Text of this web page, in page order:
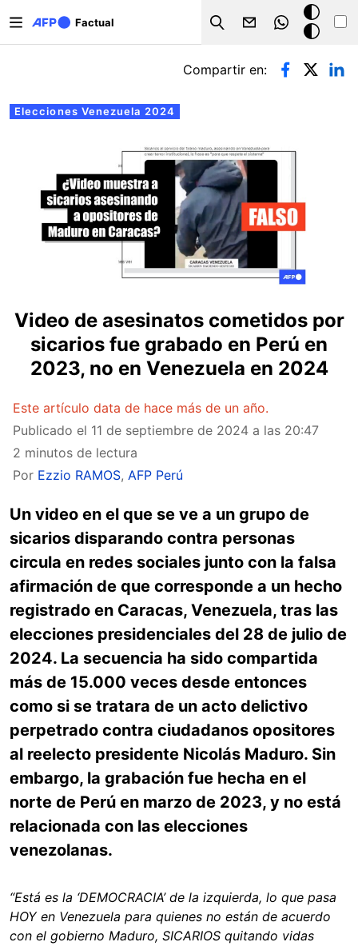
Factual
Search
Modo
oscuro
Solapas principales
Elecciones Venezuela 2024
Compartir en:
Video de asesinatos cometidos por
sicarios fue grabado en Perú en
2023, no en Venezuela en 2024
Este artículo data de hace más de un año.
Publicado el 11 de septiembre de 2024 a las 20:47
2 minutos de lectura
Por Ezzio RAMOS, AFP Perú
Un video en el que se ve a un grupo de
sicarios disparando contra personas
circula en redes sociales junto con la falsa
afirmación de que corresponde a un hecho
registrado en Caracas, Venezuela, tras las
elecciones presidenciales del 28 de julio de
2024. La secuencia ha sido compartida
más de 15.000 veces desde entonces
como si se tratara de un acto delictivo
perpetrado contra ciudadanos opositores
al reelecto presidente Nicolás Maduro. Sin
embargo, la grabación fue hecha en el
norte de Perú en marzo de 2023, y no está
relacionada con las elecciones
venezolanas.
“Está es la ‘DEMOCRACIA’ de la izquierda, lo que pasa
HOY en Venezuela para quienes no están de acuerdo
con el gobierno Maduro, SICARIOS quitando vidas